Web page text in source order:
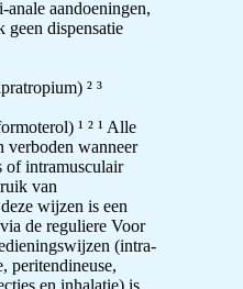
aandoeningen,
geen dispensatie
² ³
¹ ² ¹ Alle
verboden wanneer
of intramusculair
van
wijzen is een
de reguliere Voor
(intra-
peritendineuse,
en inhalatie) is